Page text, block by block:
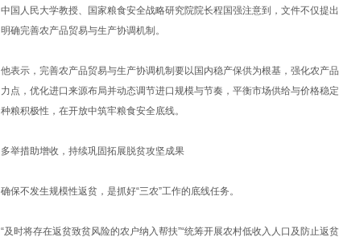
中国人民大学教授、国家粮食安全战略研究院院长程国强注意到，文件不仅提
明确完善农产品贸易与生产协调机制。
他表示，完善农产品贸易与生产协调机制要以国内稳产保供为根基，强化农产
力点，优化进口来源布局并动态调节进口规模与节奏，平衡市场供给与价格稳
种粮积极性，在开放中筑牢粮食安全底线。
多举措助增收，持续巩固拓展脱贫攻坚成果
确保不发生规模性返贫，是抓好“三农”工作的底线任务。
“及时将存在返贫致贫风险的农户纳入帮扶”“统筹开展农村低收入人口及防止